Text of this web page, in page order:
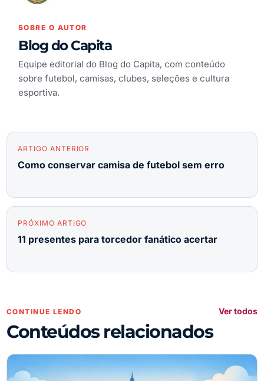
SOBRE O AUTOR
Blog do Capita
Equipe editorial do Blog do Capita, com conteúdo
sobre futebol, camisas, clubes, seleções e cultura
esportiva.
ARTIGO ANTERIOR
Como conservar camisa de futebol sem erro
PRÓXIMO ARTIGO
11 presentes para torcedor fanático acertar
CONTINUE LENDO
Conteúdos relacionados
Ver todos